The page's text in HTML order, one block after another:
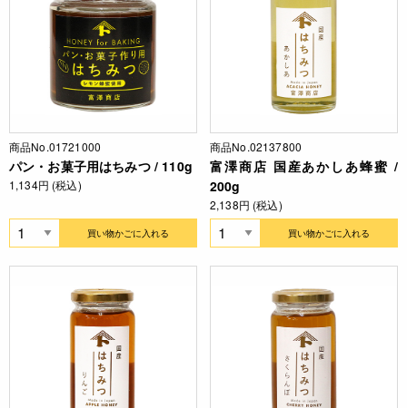
商品No.01721000
パン・お菓子用はちみつ / 110g
1,134円 (税込)
買い物かごに入れる
商品No.02137800
富澤商店 国産あかしあ蜂蜜 /
200g
2,138円 (税込)
買い物かごに入れる